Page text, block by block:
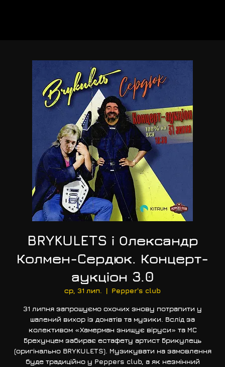
BRYKULETS і Олександр
Колмен-Сердюк. Концерт-
аукціон 3.0
ср, 31 лип.
  |
Pepper's club
31 липня запрошуємо охочих знову потрапити у
шалений вихор із донатів та музики. Вслід за
колективом «Хамерман знищує віруси» та МС
Брехунцем забирає естафету артист Брикулець
(оригінально BRYKULETS). Музикувати на замовлення
буде традиційно у Peppers club, а як незмінний